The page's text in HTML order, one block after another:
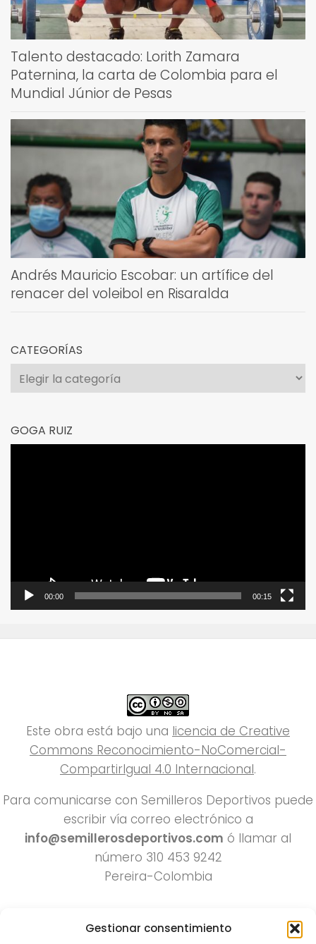
Gestionar consentimiento
Talento destacado: Lorith Zamara
Paternina, la carta de Colombia para el
Mundial Júnior de Pesas
Andrés Mauricio Escobar: un artífice del
renacer del voleibol en Risaralda
CATEGORÍAS
Categorías
GOGA RUIZ
00:00 00:15
Este obra está bajo una licencia de Creative
Commons Reconocimiento-NoComercial-
CompartirIgual 4.0 Internacional.
Para comunicarse con Semilleros Deportivos puede
escribir vía correo electrónico a
info@semillerosdeportivos.com ó llamar al
número 310 453 9242
Pereira-Colombia